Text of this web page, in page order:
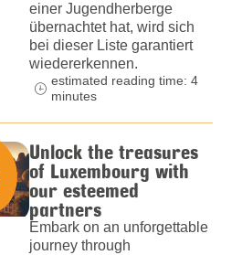
einer Jugendherberge
übernachtet hat, wird sich
bei dieser Liste garantiert
wiedererkennen.
estimated reading time: 4
minutes
Unlock the treasures
of Luxembourg with
our esteemed
partners
Embark on an unforgettable
journey through